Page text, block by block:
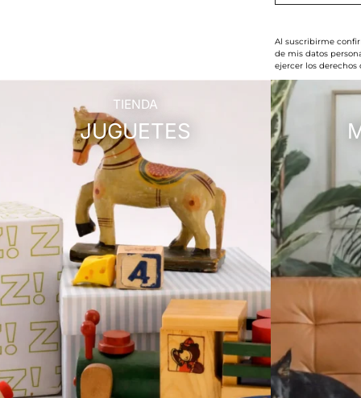
Al suscribirme
de mis datos
ejercer los
TIENDA
JUGUETES